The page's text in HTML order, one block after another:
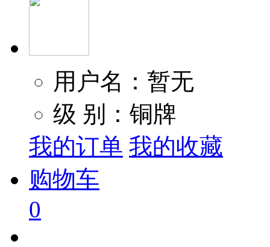
用户名：暂无
级 别：铜牌
我的订单 我的收藏
购物车
0